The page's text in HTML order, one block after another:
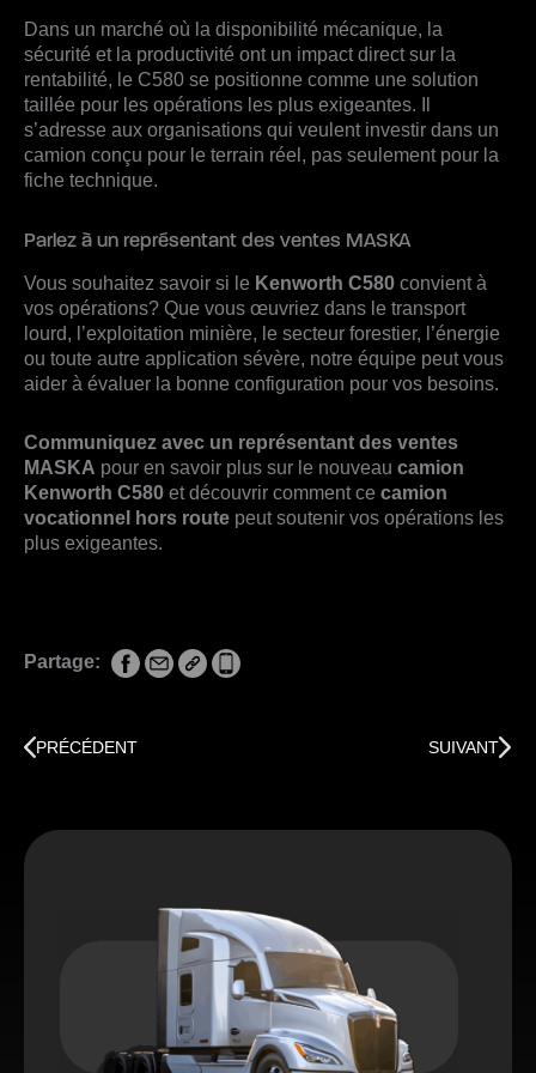
Dans un marché où la disponibilité mécanique, la
sécurité et la productivité ont un impact direct sur la
rentabilité, le C580 se positionne comme une solution
taillée pour les opérations les plus exigeantes. Il
s’adresse aux organisations qui veulent investir dans un
camion conçu pour le terrain réel, pas seulement pour la
fiche technique.
Parlez à un représentant des ventes MASKA
Vous souhaitez savoir si le Kenworth C580 convient à
vos opérations? Que vous œuvriez dans le transport
lourd, l’exploitation minière, le secteur forestier, l’énergie
ou toute autre application sévère, notre équipe peut vous
aider à évaluer la bonne configuration pour vos besoins.
Communiquez avec un représentant des ventes
MASKA pour en savoir plus sur le nouveau camion
Kenworth C580 et découvrir comment ce camion
vocationnel hors route peut soutenir vos opérations les
plus exigeantes.
Partage:
Précédent
PRÉCÉDENT SUIVANT